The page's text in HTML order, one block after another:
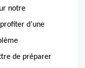
notre
d’une
de préparer